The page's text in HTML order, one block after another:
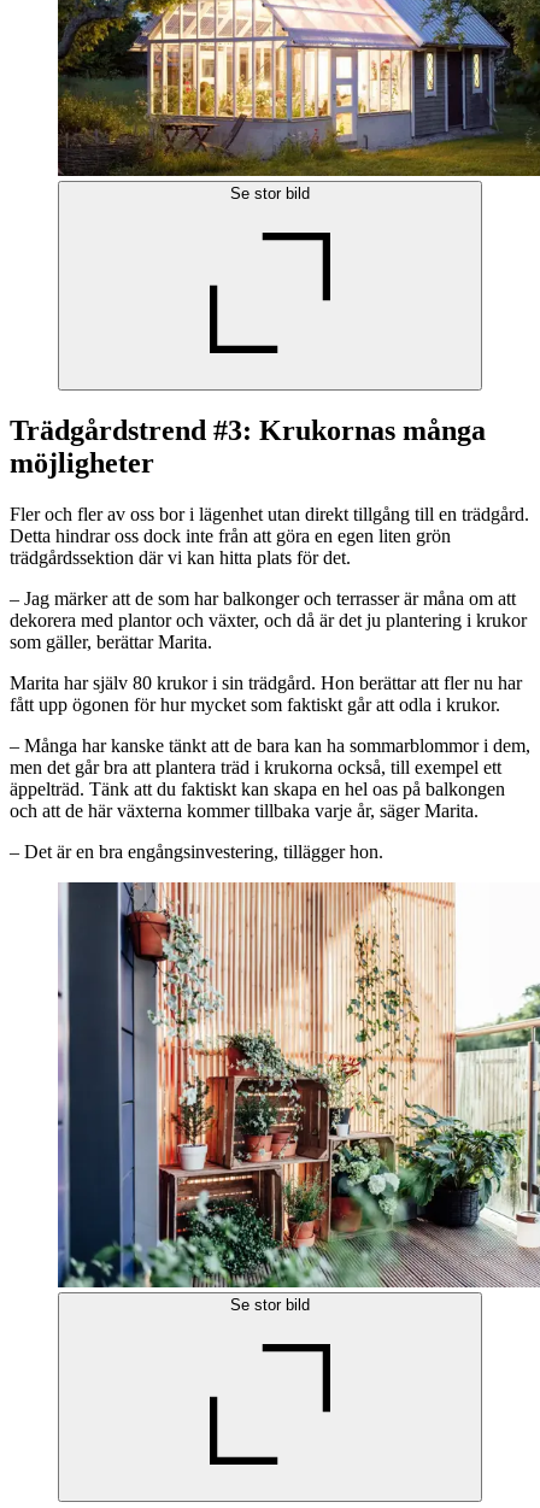
Se stor bild
Trädgårdstrend #3: Krukornas många
möjligheter
Fler och fler av oss bor i lägenhet utan direkt tillgång till en trädgård.
Detta hindrar oss dock inte från att göra en egen liten grön
trädgårdssektion där vi kan hitta plats för det.
– Jag märker att de som har balkonger och terrasser är måna om att
dekorera med plantor och växter, och då är det ju plantering i krukor
som gäller, berättar Marita.
Marita har själv 80 krukor i sin trädgård. Hon berättar att fler nu har
fått upp ögonen för hur mycket som faktiskt går att odla i krukor.
– Många har kanske tänkt att de bara kan ha sommarblommor i dem,
men det går bra att plantera träd i krukorna också, till exempel ett
äppelträd. Tänk att du faktiskt kan skapa en hel oas på balkongen
och att de här växterna kommer tillbaka varje år, säger Marita.
– Det är en bra engångsinvestering, tillägger hon.
Se stor bild